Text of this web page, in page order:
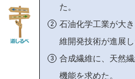
た。
石油化学工業が大
維開発技術が進展し
合成繊維に、天然
機能を求めた。